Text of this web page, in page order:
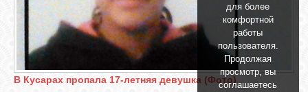
RSS
VK
В Кусарах пропала 17-летняя девушка (Фото)
для более
комфортной
работы
пользователя.
Продолжая
просмотр, вы
соглашаетесь